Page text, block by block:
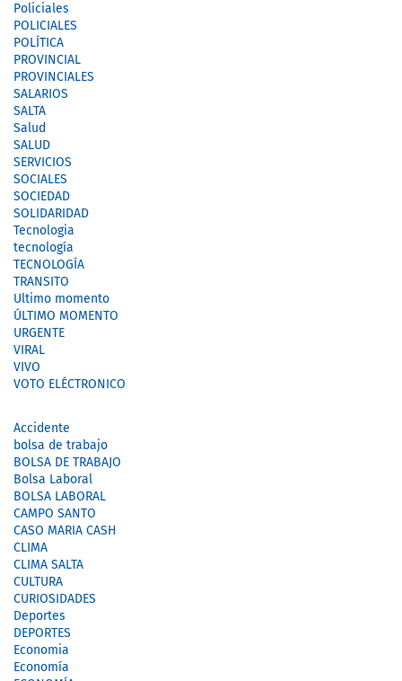
Policiales
POLICIALES
POLÍTICA
PROVINCIAL
PROVINCIALES
SALARIOS
SALTA
Salud
SALUD
SERVICIOS
SOCIALES
SOCIEDAD
SOLIDARIDAD
Tecnologia
tecnología
TECNOLOGÍA
TRANSITO
Ultimo momento
ÚLTIMO MOMENTO
URGENTE
VIRAL
VIVO
VOTO ELÉCTRONICO
Accidente
bolsa de trabajo
BOLSA DE TRABAJO
Bolsa Laboral
BOLSA LABORAL
CAMPO SANTO
CASO MARIA CASH
CLIMA
CLIMA SALTA
CULTURA
CURIOSIDADES
Deportes
DEPORTES
Economia
Economía